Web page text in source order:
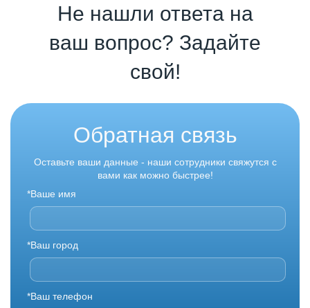
Не нашли ответа на
ваш вопрос? Задайте
свой!
Обратная связь
Оставьте ваши данные - наши сотрудники свяжутся с
вами как можно быстрее!
*Ваше имя
*Ваш город
*Ваш телефон